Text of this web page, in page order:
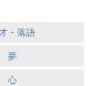
・落語
夢
心